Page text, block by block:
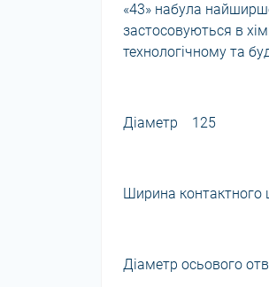
«43» набула
застосовуються в
технологічному та
Діаметр 125
Ширина
Діаметр осьового